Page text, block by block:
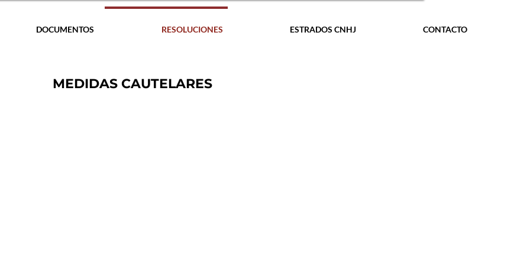
DOCUMENTOS RESOLUCIONES ESTRADOS CNHJ CONTACTO
MEDIDAS CAUTELARES